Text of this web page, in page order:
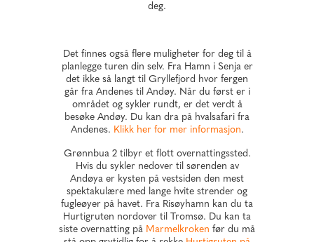
deg.
Det finnes også flere muligheter for deg til å
planlegge turen din selv. Fra Hamn i Senja er
det ikke så langt til Gryllefjord hvor fergen
går fra Andenes til Andøy. Når du først er i
området og sykler rundt, er det verdt å
besøke Andøy. Du kan dra på hvalsafari fra
Andenes. Klikk her for mer informasjon.
Grønnbua 2 tilbyr et flott overnattingssted.
Hvis du sykler nedover til sørenden av
Andøya er kysten på vestsiden den mest
spektakulære med lange hvite strender og
fugleøyer på havet. Fra Risøyhamn kan du ta
Hurtigruten nordover til Tromsø. Du kan ta
siste overnatting på Marmelkroken før du må